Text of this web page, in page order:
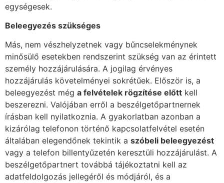
egységesek.
Beleegyezés szükséges
Más, nem vészhelyzetnek vagy bűncselekménynek
minősülő esetekben rendszerint szükség van az érintett
személy hozzájárulására. A jogilag érvényes
hozzájárulás követelményei sokrétűek. Először is, a
beleegyezést még a felvételek rögzítése előtt kell
beszerezni. Valójában erről a beszélgetőpartnernek
írásban kell nyilatkoznia. A gyakorlatban azonban a
kizárólag telefonon történő kapcsolatfelvétel esetén
általában elegendőnek tekintik a szóbeli beleegyezést
vagy a telefon billentyűzetén keresztüli hozzájárulást. A
beszélgetőpartnert továbbá tájékoztatni kell az
adatfeldolgozás jellegéről és módjáról, és a